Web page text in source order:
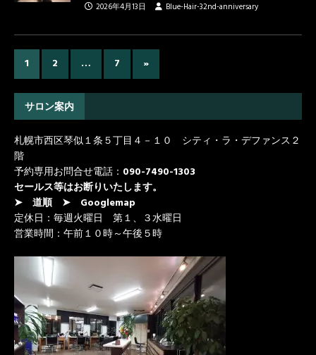
2026年4月13日
Blue-Hair-32nd-anniversary
1 2 … 7 »
サロン案内
札幌市西区琴似１条５丁目４－１０ シティ・ラ・デファンス２
階
予約専用お問合せ電話： 090-7490-1303
セールス等はお断りいたします。
➤ 道順
➤ Googlemap
定休日：毎週火曜日 第１、３水曜日
営業時間：午前１０時～午後５時